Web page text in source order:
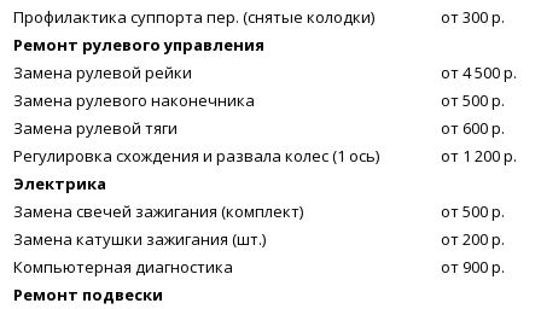
Профилактика суппорта пер. (снятые колодки)
от 300 р.
Ремонт рулевого управления
Замена рулевой рейки
от 4 500 р.
Замена рулевого наконечника
от 500 р.
Замена рулевой тяги
от 600 р.
Регулировка схождения и развала колес (1 ось)
от 1 200 р.
Электрика
Замена свечей зажигания (комплект)
от 500 р.
Замена катушки зажигания (шт.)
от 200 р.
Компьютерная диагностика
от 900 р.
Ремонт подвески